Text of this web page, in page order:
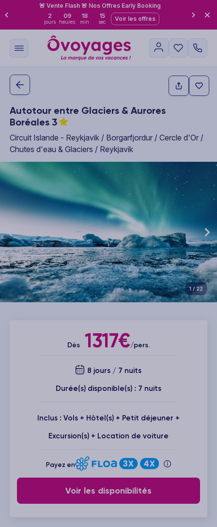
🚨 Vente Flash 🚨 Nos Offres Early Booking
2
jours
09
heures
18
min
14
sec Voir les offres
Autotour entre Glaciers & Aurores
Boréales 3
Circuit Islande - Reykjavik / Borgarfjordur / Cercle d'Or /
Chutes d'eau & Glaciers / Reykjavik
This carousel shows one large product image at a time. Use the
1 / 22
Dès 1317€/pers.
8 jours / 7 nuits
Durée(s) disponible(s) : 7 nuits
Inclus : Vols + Hôtel(s) + Petit déjeuner +
Excursion(s) + Location de voiture
Payez en
Voir les disponibilités